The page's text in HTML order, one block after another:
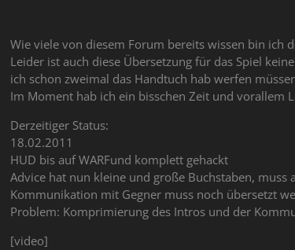
Wie viele von diesem Forum bereits wissen bin ich
Leider ist auch diese Übersetzung für das Spiel
ich schon zweimal das Handtuch hab werfen
Im Moment hab ich ein bisschen Zeit und vorallem
Derzeitiger Status:
18.02.2011
HUD bis auf WARFund komplett gehackt
Advice hat nun kleine und große Buchstaben, muss
Kommunikation mit Gegner muss noch übersetzt
Problem: Komprimierung des Intros und der
[video]